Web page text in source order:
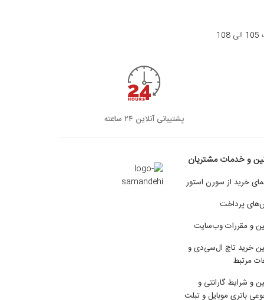
پشتیبانی آنلاین ۲۴ ساعته
و خدمات مشتریان
خرید از سورن استور
پرداخت
و مقررات وب‌سایت
خرید تاچ ال‌سی‌دی و
مرتبط
و شرایط گارانتی و
باتری موبایل و تبلت